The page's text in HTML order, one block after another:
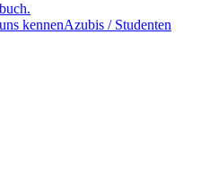
kennenAzubis / Studenten